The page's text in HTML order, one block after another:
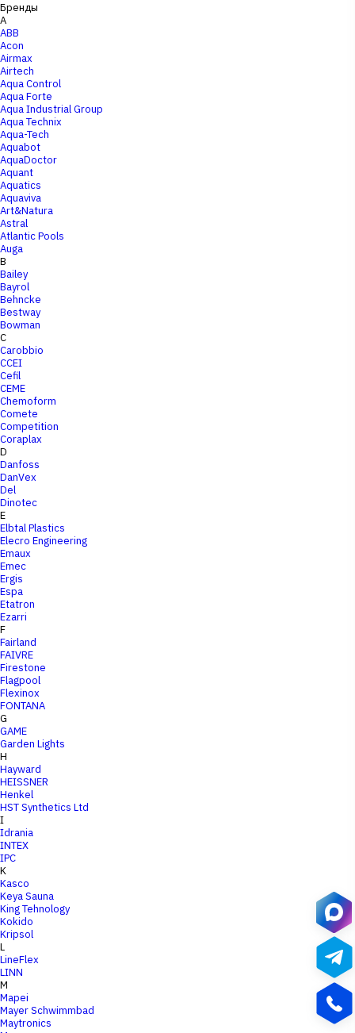
Бренды
A
ABB
Acon
Airmax
Airtech
Aqua Control
Aqua Forte
Aqua Industrial Group
Aqua Technix
Aqua-Tech
Aquabot
AquaDoctor
Aquant
Aquatics
Aquaviva
Art&Natura
Astral
Atlantic Pools
Auga
B
Bailey
Bayrol
Behncke
Bestway
Bowman
C
Carobbio
CCEI
Cefil
CEME
Chemoform
Comete
Competition
Coraplax
D
Danfoss
DanVex
Del
Dinotec
E
Elbtal Plastics
Elecro Engineering
Emaux
Emec
Ergis
Espa
Etatron
Ezarri
F
Fairland
FAIVRE
Firestone
Flagpool
Flexinox
FONTANA
G
GAME
Garden Lights
H
Hayward
HEISSNER
Henkel
HST Synthetics Ltd
I
Idrania
INTEX
IPC
K
Kasco
Keya Sauna
King Tehnology
Kokido
Kripsol
L
LineFlex
LINN
M
Mapei
Mayer Schwimmbad
Maytronics